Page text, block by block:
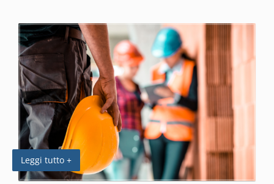
Leggi tutto +